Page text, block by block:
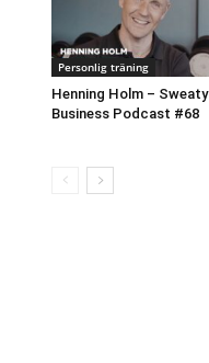
Personlig träning
Henning Holm – Sweaty
Business Podcast #68